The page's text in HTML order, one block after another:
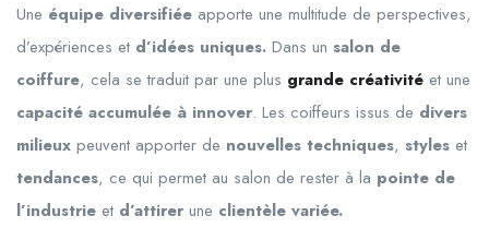
Une équipe diversifiée apporte une multitude de perspectives,
d’expériences et d’idées uniques. Dans un salon de
coiffure, cela se traduit par une plus grande créativité et une
capacité accumulée à innover. Les coiffeurs issus de divers
milieux peuvent apporter de nouvelles techniques, styles et
tendances, ce qui permet au salon de rester à la pointe de
l’industrie et d’attirer une clientèle variée.